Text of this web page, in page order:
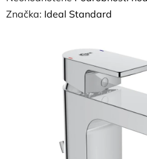
hodnotenie
Značka: Ideal Standard